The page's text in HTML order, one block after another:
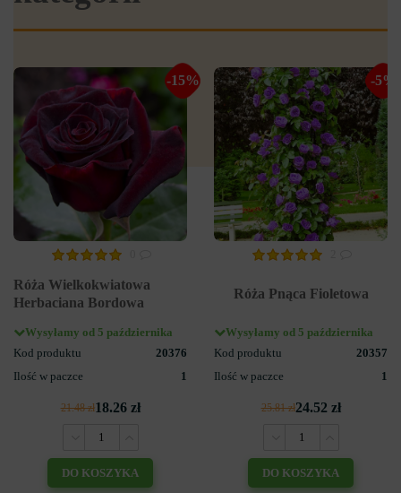
-15%
Róża Wielkokwiatowa
Herbaciana Bordowa
Wysyłamy od 5 października
Kod produktu
20376
Ilość w paczce
1
21.48 zł18.26 zł
DO KOSZYKA
-5%
Róża Pnąca Fioletowa
Wysyłamy od 5 października
Kod produktu
20357
Ilość w paczce
1
25.81 zł24.52 zł
DO KOSZYKA